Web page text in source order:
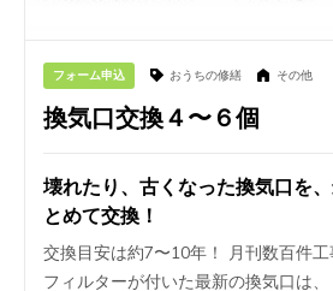
フォーム申込 おうちの修繕 その他
換気口交換４〜６個
壊れたり、古くなった換気口を
とめて交換！
交換目安は約7〜10年！ 月刊数百件工
フィルターが付いた最新の換気口は